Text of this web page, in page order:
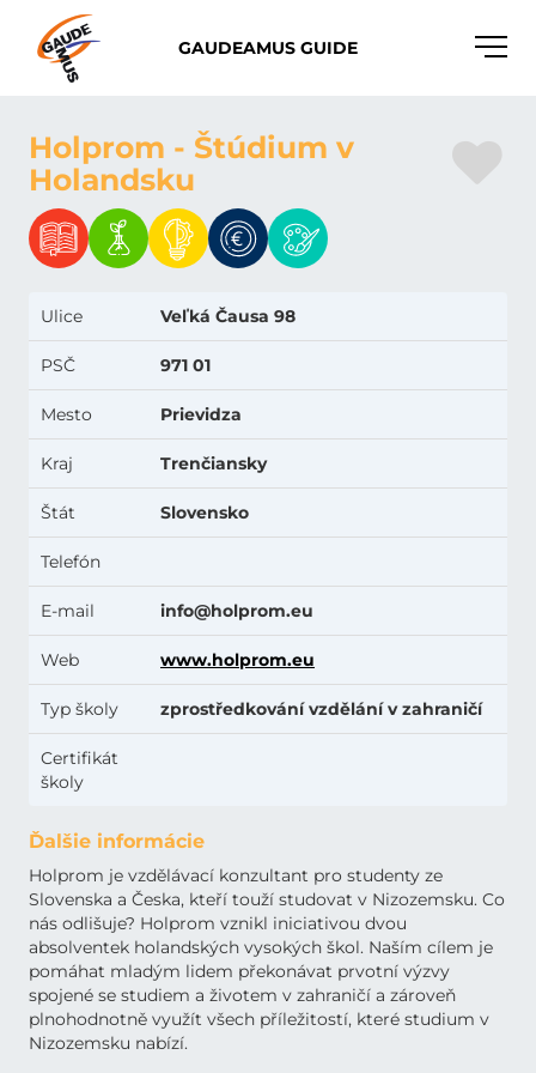
GAUDEAMUS GUIDE
Toggle
Holprom - Štúdium v
Holandsku
Ulice Veľká Čausa 98
PSČ 971 01
Mesto Prievidza
Kraj Trenčiansky
Štát Slovensko
Telefón
E-mail info@holprom.eu
Web www.holprom.eu
Typ školy zprostředkování vzdělání v zahraničí
Certifikát
školy
Ďalšie informácie
Holprom je vzdělávací konzultant pro studenty ze
Slovenska a Česka, kteří touží studovat v Nizozemsku. Co
nás odlišuje? Holprom vznikl iniciativou dvou
absolventek holandských vysokých škol. Naším cílem je
pomáhat mladým lidem překonávat prvotní výzvy
spojené se studiem a životem v zahraničí a zároveň
plnohodnotně využít všech příležitostí, které studium v ​​
Nizozemsku nabízí.